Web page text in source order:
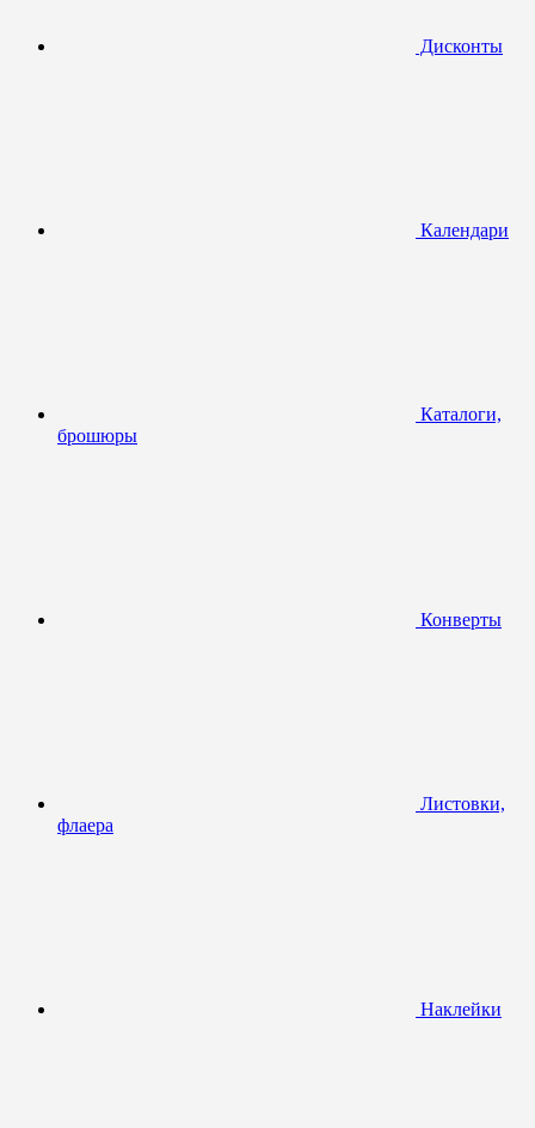
Дисконты
Календари
Каталоги,
брошюры
Конверты
Листовки,
флаера
Наклейки